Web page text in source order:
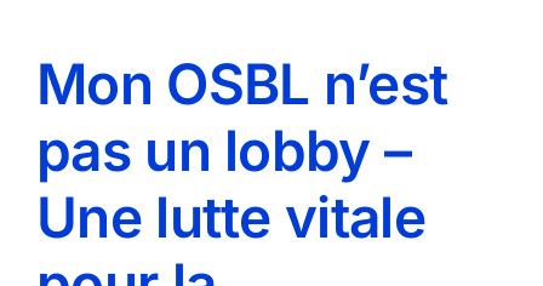
Mon OSBL n’est
pas un lobby –
Une lutte vitale